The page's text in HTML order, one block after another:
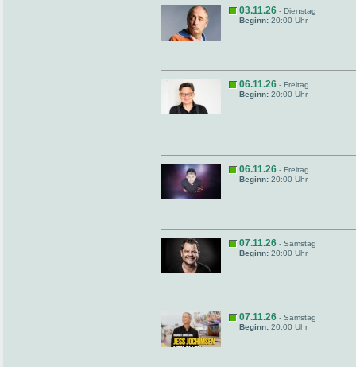
03.11.26 - Dienstag
Beginn: 20:00 Uhr
06.11.26 - Freitag
Beginn: 20:00 Uhr
06.11.26 - Freitag
Beginn: 20:00 Uhr
07.11.26 - Samstag
Beginn: 20:00 Uhr
07.11.26 - Samstag
Beginn: 20:00 Uhr